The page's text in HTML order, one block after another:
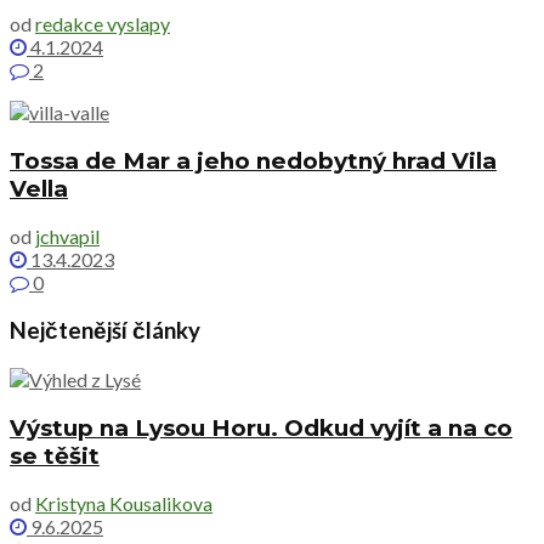
od redakce vyslapy
4.1.2024
2
Tossa de Mar a jeho nedobytný hrad Vila
Vella
od jchvapil
13.4.2023
0
Nejčtenější články
Výstup na Lysou Horu. Odkud vyjít a na co
se těšit
od Kristyna Kousalikova
9.6.2025